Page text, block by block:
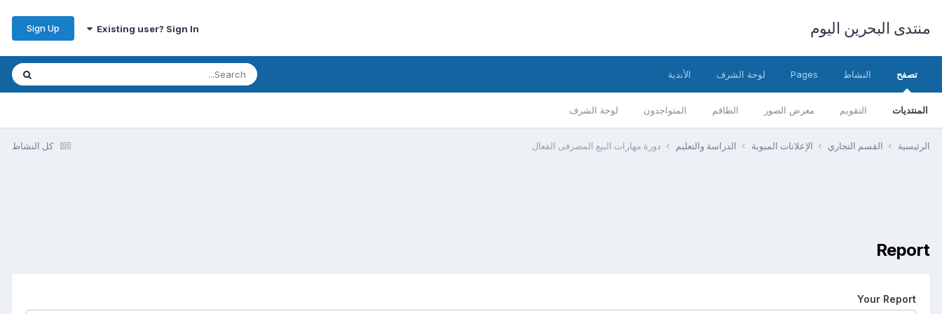
منتدى البحرين اليوم Existing user? Sign In
Sign Up
تصفح
المنتديات التقويم معرض الصور الطاقم المتواجدون لوحة الشرف
النشاط Pages لوحة الشرف الأندية
كل النشاط الرئيسية القسم التجاري الإعلانات المبوبة الدراسة والتعليم دورة مهارات البيع المصرفى الفعال
Report
Your Report